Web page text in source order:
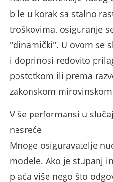
bile u korak sa stalno
troškovima, osiguranje
"dinamički". U ovom se
i doprinosi redovito
postotkom ili prema
zakonskom
Više performansi u
nesreće
Mnoge osiguravatelje
modele. Ako je stupanj
plaća više nego što